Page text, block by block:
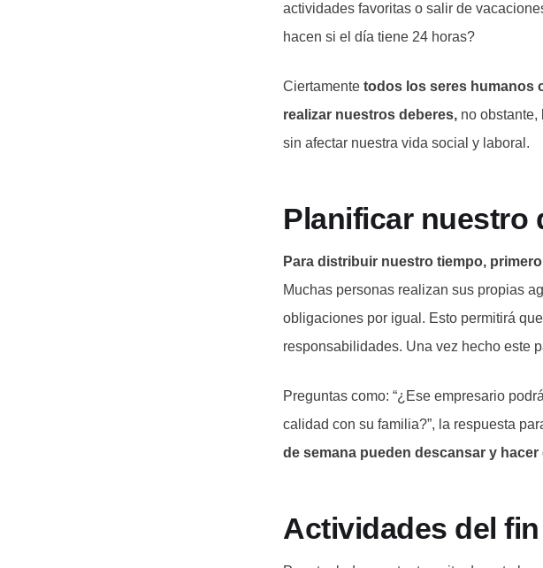
actividades favoritas o salir de
hacen si el día tiene 24 horas?
Ciertamente todos los seres humanos
realizar nuestros deberes, no
sin afectar nuestra vida social y laboral.
Planificar nuestro
Para distribuir nuestro tiempo,
Muchas personas realizan sus propias
obligaciones por igual. Esto permitirá
responsabilidades. Una vez hecho este
Preguntas como: “¿Ese empresario
calidad con su familia?”, la respuesta
de semana pueden descansar y
Actividades del